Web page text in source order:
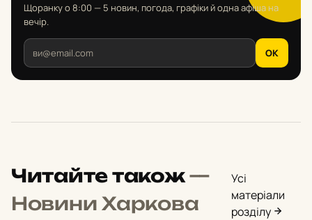
Щоранку о 8:00 — 5 новин, погода, графіки й одна афіша на
вечір.
OK
Читайте також—
Новини Харкова
Усі
матеріали
розділу